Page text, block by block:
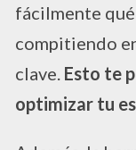
fácilmente qué
compitiendo
clave. Esto te
optimizar tu